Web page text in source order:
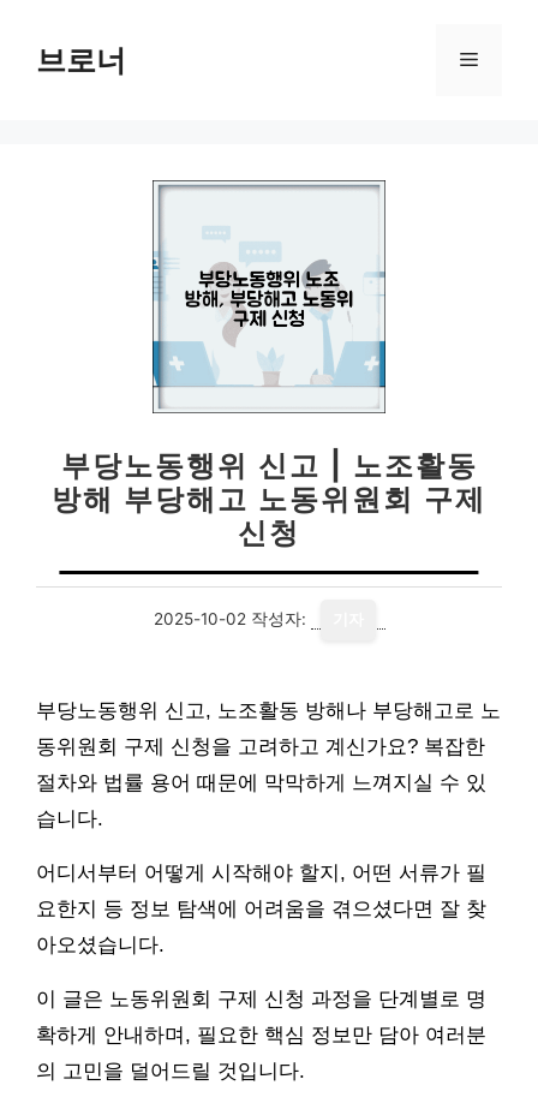
브로너 메
부당노동행위 신고 | 노조활동
방해 부당해고 노동위원회 구제
신청
2025-10-02 작성자:
부당노동행위 신고, 노조활동 방해나 부당해고로 노
동위원회 구제 신청을 고려하고 계신가요? 복잡한
절차와 법률 용어 때문에 막막하게 느껴지실 수 있
습니다.
어디서부터 어떻게 시작해야 할지, 어떤 서류가 필
요한지 등 정보 탐색에 어려움을 겪으셨다면 잘 찾
아오셨습니다.
이 글은 노동위원회 구제 신청 과정을 단계별로 명
확하게 안내하며, 필요한 핵심 정보만 담아 여러분
의 고민을 덜어드릴 것입니다.